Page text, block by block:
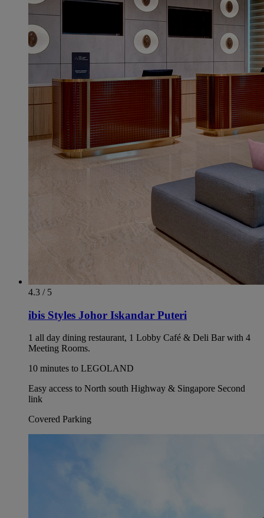
4.3 / 5
ibis Styles Johor Iskandar Puteri
1 all day dining restaurant, 1 Lobby Café & Deli Bar with 4
Meeting Rooms.
10 minutes to LEGOLAND
Easy access to North south Highway & Singapore Second
link
Covered Parking